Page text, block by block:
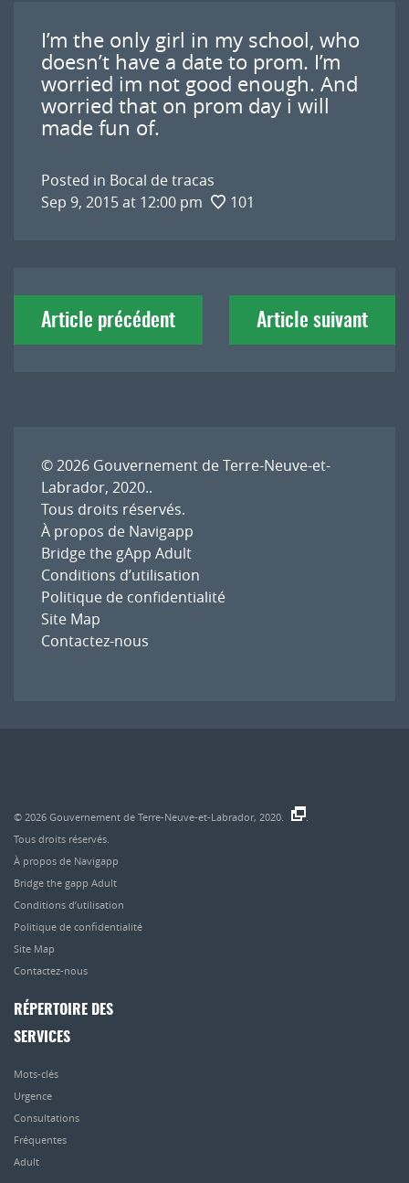
I’m the only girl in my school, who
doesn’t have a date to prom. I’m
worried im not good enough. And
worried that on prom day i will
made fun of.
Posted in Bocal de tracas
Sep 9, 2015 at 12:00 pm
101
Navigation
deArticle précédent Article suivant
© 2026 Gouvernement de Terre-Neuve-et-
Labrador, 2020..
Tous droits réservés.
À propos de Navigapp
Bridge the gApp Adult
Conditions d’utilisation
Politique de confidentialité
Site Map
Contactez-nous
© 2026 Gouvernement de Terre-Neuve-et-Labrador, 2020.
Tous droits réservés.
À propos de Navigapp
Bridge the gapp Adult
Conditions d’utilisation
Politique de confidentialité
Site Map
Contactez-nous
RÉPERTOIRE DES
SERVICES
Mots-clés
Urgence
Consultations
Fréquentes
Adult